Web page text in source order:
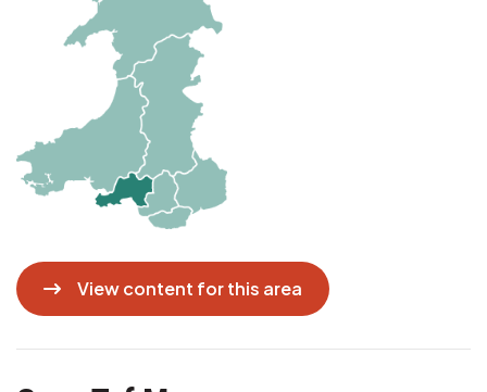
View content for this area